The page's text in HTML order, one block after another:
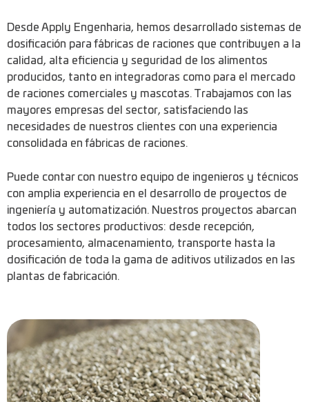
Desde Apply Engenharia, hemos desarrollado sistemas de
dosificación para fábricas de raciones que contribuyen a la
calidad, alta eficiencia y seguridad de los alimentos
producidos, tanto en integradoras como para el mercado
de raciones comerciales y mascotas. Trabajamos con las
mayores empresas del sector, satisfaciendo las
necesidades de nuestros clientes con una experiencia
consolidada en fábricas de raciones.
Puede contar con nuestro equipo de ingenieros y técnicos
con amplia experiencia en el desarrollo de proyectos de
ingeniería y automatización. Nuestros proyectos abarcan
todos los sectores productivos: desde recepción,
procesamiento, almacenamiento, transporte hasta la
dosificación de toda la gama de aditivos utilizados en las
plantas de fabricación.